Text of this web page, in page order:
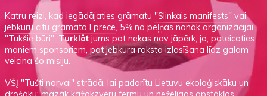
Katru reizi, kad iegādājaties grāmatu "Slinkais manifests" vai
jebkuru citu grāmata I prece, 5% no peļņas nonāk organizācijai
"Tukšie būri". Turklāt jums pat nekas nav jāpērk, jo, pateicoties
maniem sponsoriem, pat jebkura raksta izlasīšana līdz galam
veicina šo misiju.
VŠĮ "Tušti narvai" strādā, lai padarītu Lietuvu ekoloģiskāku un